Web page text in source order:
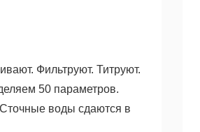
Фильтруют. Титруют.
50 параметров.
воды сдаются в